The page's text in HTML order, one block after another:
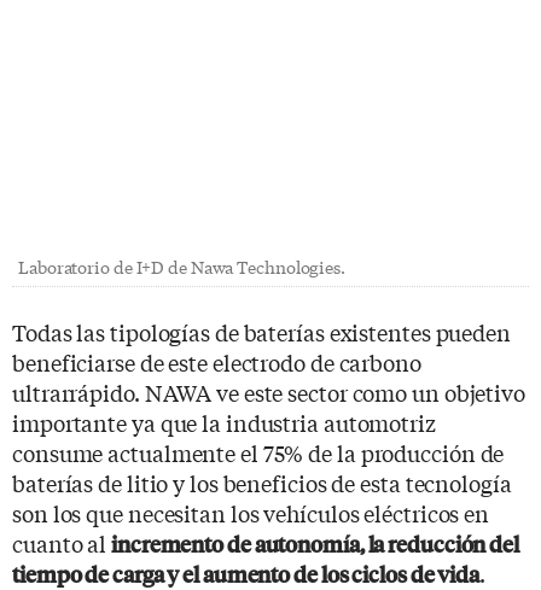
Laboratorio de I+D de Nawa Technologies.
Todas las tipologías de baterías existentes pueden
beneficiarse de este electrodo de carbono
ultrarrápido. NAWA ve este sector como un objetivo
importante ya que la industria automotriz
consume actualmente el 75% de la producción de
baterías de litio y los beneficios de esta tecnología
son los que necesitan los vehículos eléctricos en
cuanto alincremento de autonomía, la reducción del
tiempo de carga y el aumento de los ciclos de vida.